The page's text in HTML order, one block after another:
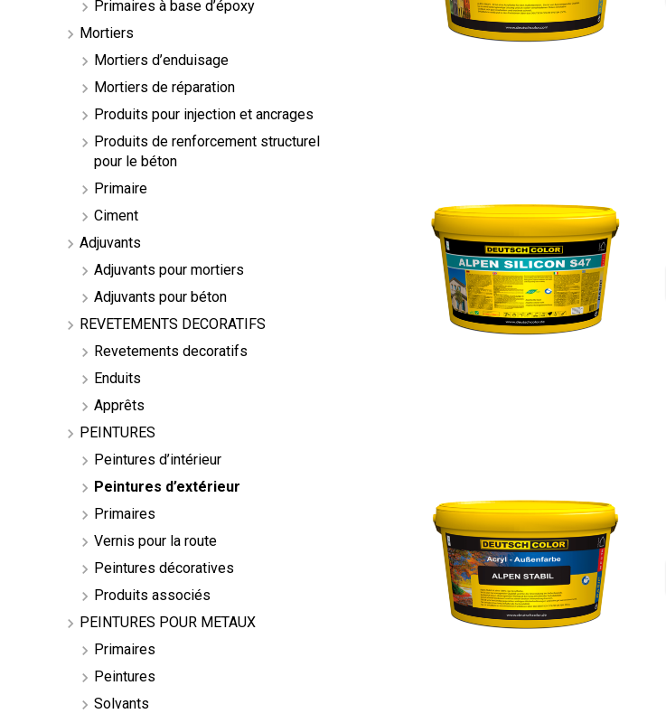
Primaires à base d’époxy
Mortiers
Mortiers d’enduisage
Mortiers de réparation
Produits pour injection et ancrages
Produits de renforcement structurel
pour le béton
Primaire
Ciment
Adjuvants
Adjuvants pour mortiers
Adjuvants pour béton
REVETEMENTS DECORATIFS
Revetements decoratifs
Enduits
Apprêts
PEINTURES
Peintures d’intérieur
Peintures d’extérieur
Primaires
Vernis pour la route
Peintures décoratives
Produits associés
PEINTURES POUR METAUX
Primaires
Peintures
Solvants